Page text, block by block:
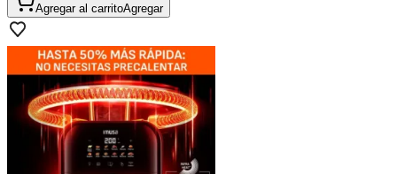
Agregar al carritoAgregar